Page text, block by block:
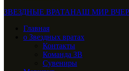
ЗВЕЗДНЫЕ ВРАТАНАШ МИР
Главная
о Звездных вратах
Контакты
Команда ЗВ
Сувениры